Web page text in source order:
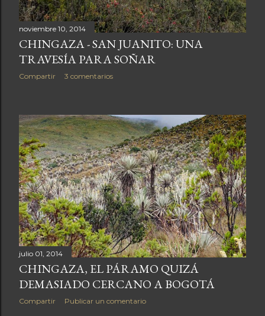
noviembre 10, 2014
CHINGAZA - SAN JUANITO: UNA
TRAVESÍA PARA SOÑAR
Compartir 3 comentarios
julio 01, 2014
CHINGAZA, EL PÁRAMO QUIZÁ
DEMASIADO CERCANO A BOGOTÁ
Compartir Publicar un comentario